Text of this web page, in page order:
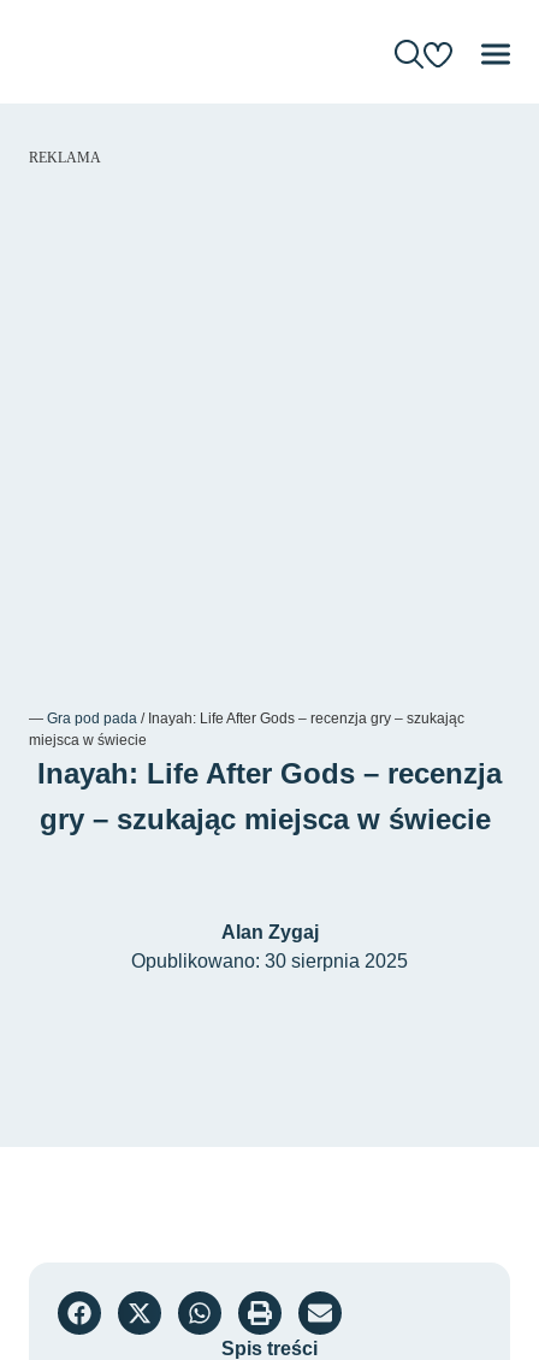
REKLAMA
― Gra pod pada / Inayah: Life After Gods – recenzja gry – szukając
miejsca w świecie
Inayah: Life After Gods – recenzja
gry – szukając miejsca w świecie
Alan Zygaj
Opublikowano: 30 sierpnia 2025
Spis treści